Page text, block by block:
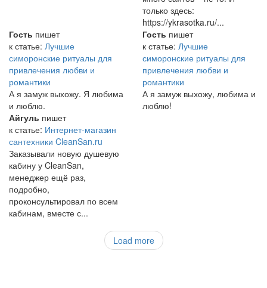
только здесь:
https://ykrasotka.ru/...
Гость пишет
к статье: Лучшие
симоронские ритуалы для
привлечения любви и
романтики
А я замуж выхожу. Я любима
и люблю.
Гость пишет
к статье: Лучшие
симоронские ритуалы для
привлечения любви и
романтики
А я замуж выхожу, любима и
люблю!
Айгуль пишет
к статье: Интернет-магазин
сантехники CleanSan.ru
Заказывали новую душевую
кабину у CleanSan,
менеджер ещё раз,
подробно,
проконсультировал по всем
кабинам, вместе с...
Load more